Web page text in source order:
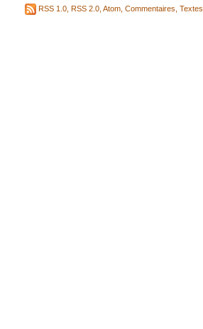
RSS 1.0 RSS 2.0 Atom Commentaires Textes